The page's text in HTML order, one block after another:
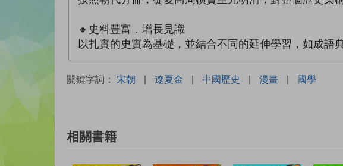
🔸史料豐富．增長見識
以扎實的史實為基礎，並結合不同的延伸學習，如成
關鍵字詞： 宋朝 | 遼夏金 | 中國歷史 | 漫畫 | 國學
相關書籍